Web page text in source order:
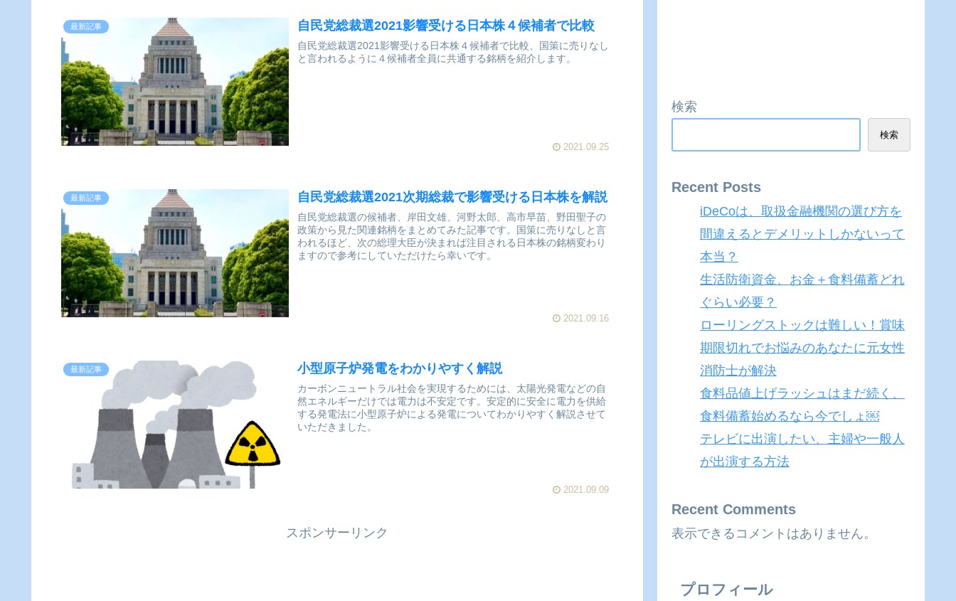
最新記事 自民党総裁選2021影響受ける日本株４候補者で比較
自民党総裁選2021影響受ける日本株４候補者で比較、国策に売りなし
と言われるように４候補者全員に共通する銘柄を紹介します。
2021.09.25
最新記事 自民党総裁選2021次期総裁で影響受ける日本株を解説
自民党総裁選の候補者、岸田文雄、河野太郎、高市早苗、野田聖子の
政策から見た関連銘柄をまとめてみた記事です。国策に売りなしと言
われるほど、次の総理大臣が決まれば注目される日本株の銘柄変わり
ますので参考にしていただけたら幸いです。
2021.09.16
最新記事 小型原子炉発電をわかりやすく解説
カーボンニュートラル社会を実現するためには、太陽光発電などの自
然エネルギーだけでは電力は不安定です。安定的に安全に電力を供給
する発電法に小型原子炉による発電についてわかりやすく解説させて
いただきました。
2021.09.09
スポンサーリンク
検索
検索
Recent Posts
iDeCoは、取扱金融機関の選び方を
間違えるとデメリットしかないって
本当？
生活防衛資金、お金＋食料備蓄どれ
ぐらい必要？
ローリングストックは難しい！賞味
期限切れでお悩みのあなたに元女性
消防士が解決
食料品値上げラッシュはまだ続く、
食料備蓄始めるなら今でしょ￼
テレビに出演したい、主婦や一般人
が出演する方法
Recent Comments
表示できるコメントはありません。
プロフィール